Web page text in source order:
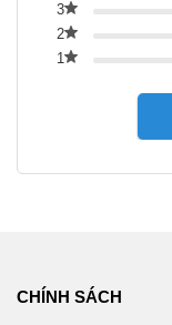
3
2
1
CHÍNH SÁCH